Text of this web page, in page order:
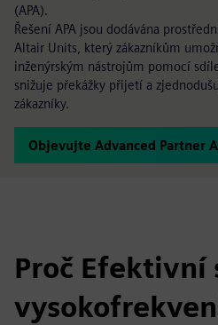
(APA).
Řešení APA jsou dodávána
Altair Units, který zákazníkům
inženýrským nástrojům pomocí
snižuje překážky přijetí a
zákazníky.
Objevujte Advanced Partner
Proč Efektivní